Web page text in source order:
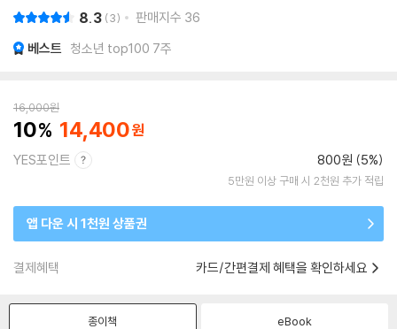
8.3 3 판매지수 36
베스트 청소년 top100 7주
16,000원
10 14,400
YES포인트 800원 (5%)
5만원 이상 구매 시 2천원 추가 적립
앱 다운 시 1천원 상품권
결제혜택 카드/간편결제 혜택을 확인하세요
종이책 eBook